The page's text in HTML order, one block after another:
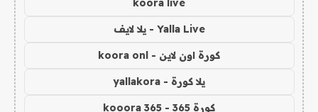
koora live
Yalla Live - يلا لايف
كورة اون لاين - koora onl
يلا كورة - yallakora
كورة 365 - kooora 365